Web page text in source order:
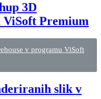
3D
ViSoft Premium
v programu ViSoft
slik v